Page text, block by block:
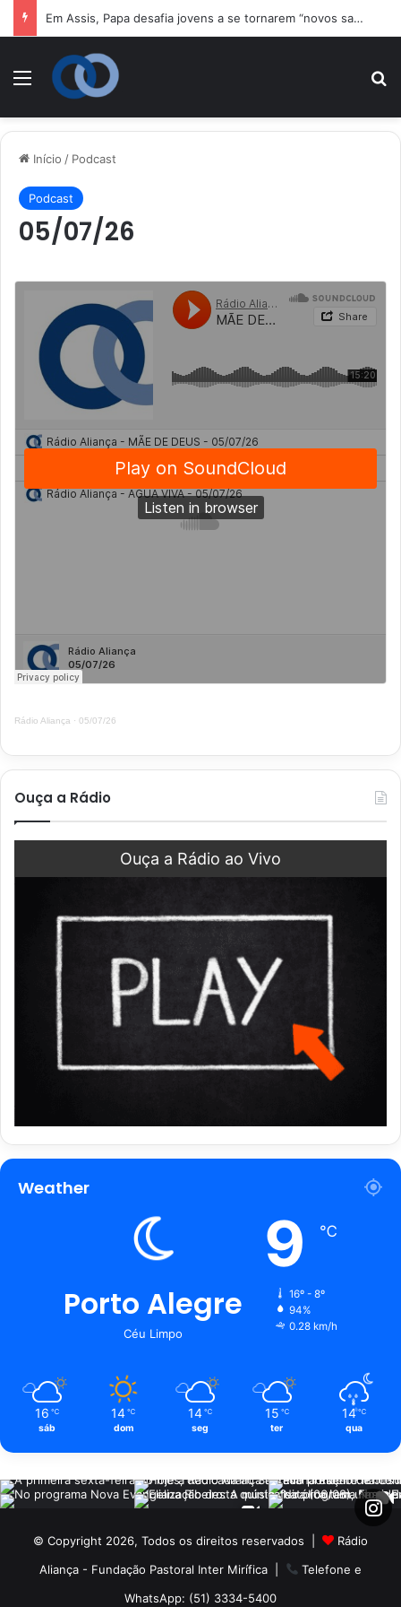
Em Assis, Papa desafia jovens a se tornarem “novos santos” e construtores da fraternidade
Menu
Início / Podcast
Podcast
05/07/26
Rádio Aliança · 05/07/26
Ouça a Rádio
Ouça a Rádio ao Vivo
Weather
Porto Alegre
Céu Limpo
9 ℃
16º - 8º
94%
0.28 km/h
16 ℃
sáb
14 ℃
dom
14 ℃
seg
15 ℃
ter
14 ℃
qua
© Copyright 2026, Todos os direitos reservados |
Rádio
Aliança - Fundação Pastoral Inter Mirífica|
Telefone e
WhatsApp: (51) 3334-5400